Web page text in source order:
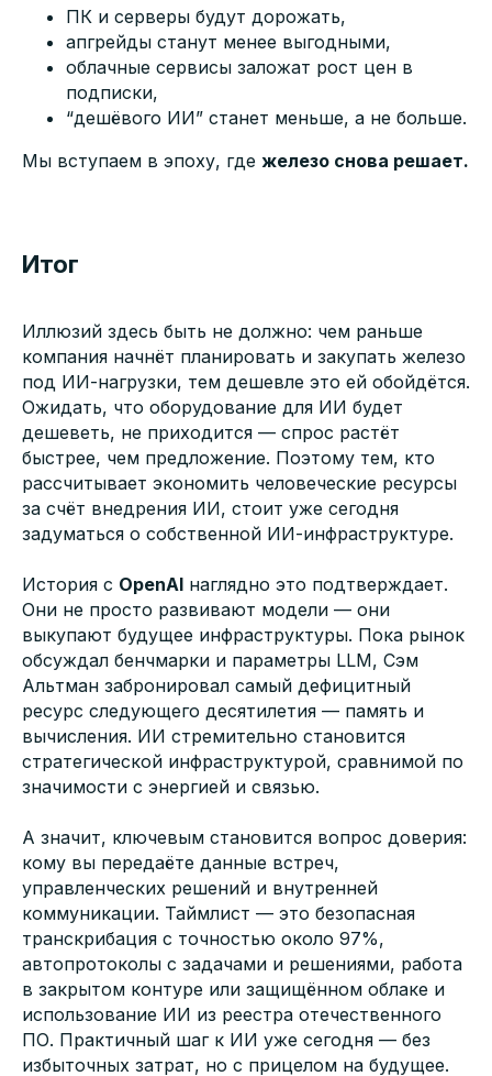
ПК и серверы будут дорожать,
апгрейды станут менее выгодными,
облачные сервисы заложат рост цен в
подписки,
“дешёвого ИИ” станет меньше, а не больше.
Мы вступаем в эпоху, где железо снова решает.
Итог
Иллюзий здесь быть не должно: чем раньше
компания начнёт планировать и закупать железо
под ИИ-нагрузки, тем дешевле это ей обойдётся.
Ожидать, что оборудование для ИИ будет
дешеветь, не приходится — спрос растёт
быстрее, чем предложение. Поэтому тем, кто
рассчитывает экономить человеческие ресурсы
за счёт внедрения ИИ, стоит уже сегодня
задуматься о собственной ИИ-инфраструктуре.
История с OpenAI наглядно это подтверждает.
Они не просто развивают модели — они
выкупают будущее инфраструктуры. Пока рынок
обсуждал бенчмарки и параметры LLM, Сэм
Альтман забронировал самый дефицитный
ресурс следующего десятилетия — память и
вычисления. ИИ стремительно становится
стратегической инфраструктурой, сравнимой по
значимости с энергией и связью.
А значит, ключевым становится вопрос доверия:
кому вы передаёте данные встреч,
управленческих решений и внутренней
коммуникации. Таймлист — это безопасная
транскрибация с точностью около 97%,
автопротоколы с задачами и решениями, работа
в закрытом контуре или защищённом облаке и
использование ИИ из реестра отечественного
ПО. Практичный шаг к ИИ уже сегодня — без
избыточных затрат, но с прицелом на будущее.